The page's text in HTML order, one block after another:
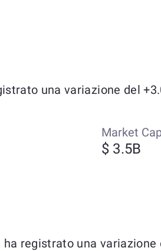
una variazione del
Market
$ 3.5B
registrato una